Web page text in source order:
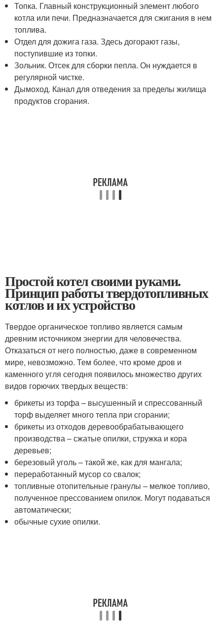
Топка. Главный конструкционный элемент любого
котла или печи. Предназначается для сжигания в нем
топлива.
Отдел для дожига газа. Здесь догорают газы,
поступившие из топки.
Зольник. Отсек для сборки пепла. Он нуждается в
регулярной чистке.
Дымоход. Канал для отведения за пределы жилища
продуктов сгорания.
Простой котел своими руками.
Принцип работы твердотопливных
котлов и их устройство
Твердое органическое топливо является самым
древним источником энергии для человечества.
Отказаться от него полностью, даже в современном
мире, невозможно. Тем более, что кроме дров и
каменного угля сегодня появилось множество других
видов горючих твердых веществ:
брикеты из торфа – высушенный и спрессованный
торф выделяет много тепла при сгорании;
брикеты из отходов деревообрабатывающего
производства – сжатые опилки, стружка и кора
деревьев;
березовый уголь – такой же, как для мангала;
переработанный мусор со свалок;
топливные отопительные гранулы – мелкое топливо,
полученное прессованием опилок. Могут подаваться
автоматически;
обычные сухие опилки.